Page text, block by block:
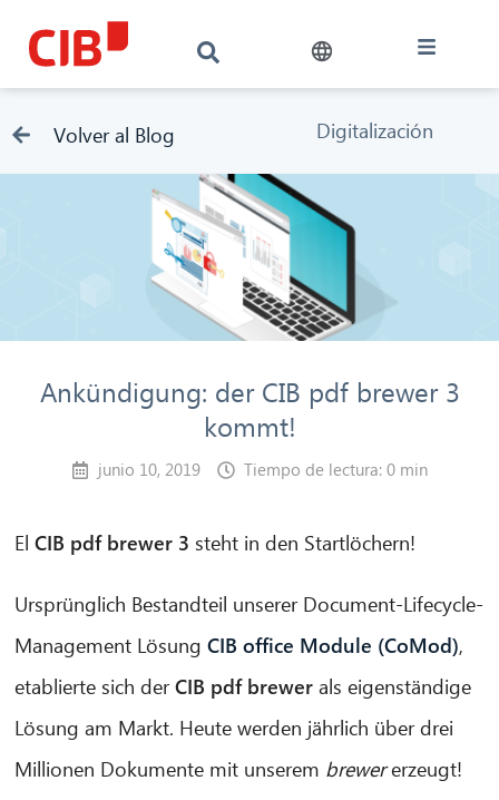
Volver al Blog Digitalización
Ankündigung: der CIB pdf brewer 3
kommt!
junio 10, 2019 Tiempo de lectura: 0 min
ElCIB pdf brewer 3 steht in den Startlöchern!
Ursprünglich Bestandteil unserer Document-Lifecycle-
Management LösungCIB office Module (CoMod),
etablierte sich derCIB pdf brewer als eigenständige
Lösung am Markt. Heute werden jährlich über drei
Millionen Dokumente mit unserem brewererzeugt!